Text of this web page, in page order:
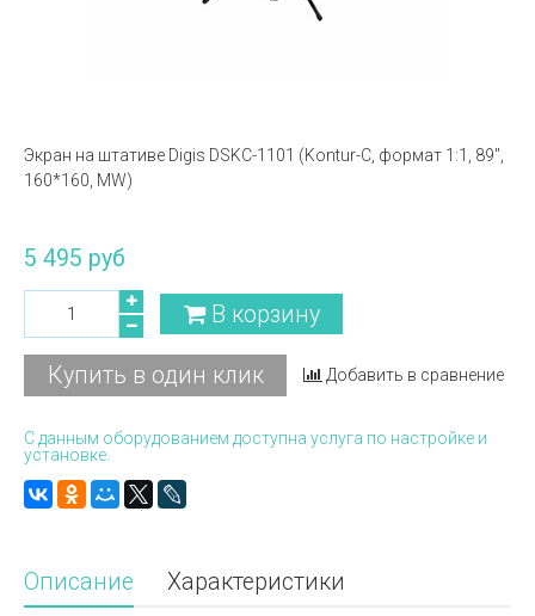
Экран на штативе Digis DSKC-1101 (Kontur-С, формат 1:1, 89",
160*160, MW)
5 495 руб
В корзину
Купить в один клик Добавить в сравнение
С данным оборудованием доступна услуга по настройке и
установке.
Описание Характеристики